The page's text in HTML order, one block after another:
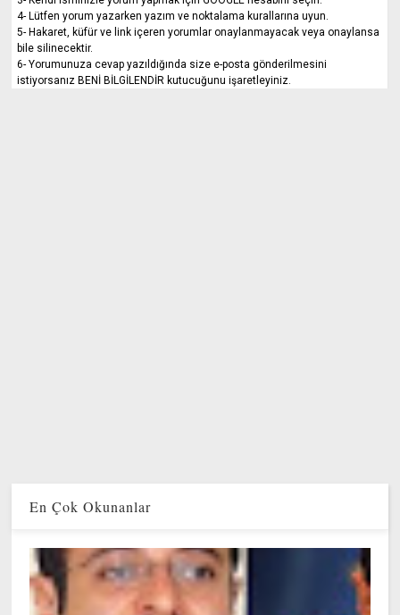
4- Lütfen yorum yazarken yazım ve noktalama kurallarına uyun.
5- Hakaret, küfür ve link içeren yorumlar onaylanmayacak veya onaylansa
bile silinecektir.
6- Yorumunuza cevap yazıldığında size e-posta gönderilmesini
istiyorsanız BENİ BİLGİLENDİR kutucuğunu işaretleyiniz.
En Çok Okunanlar